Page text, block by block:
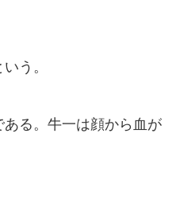
う。
る。牛一は顔から血が